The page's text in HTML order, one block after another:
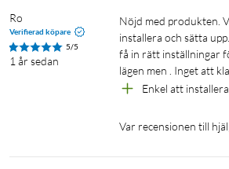
Hög siren
Skräm bort inbrottstjuvar med den
sirenen som kan höras upp till 30 meter
automatiskt när rörelse identifieras eller
Provperiod av Secure-
För att ge dig möjlighet att uppleva det
Ro
Verifierad köpare
5/5
1 år sedan
Nöjd med produkten. Väldigt enkel att
installera och sätta
få in rätt inställningar
lägen men . Inget att
Enkel att installera
Var recensionen till